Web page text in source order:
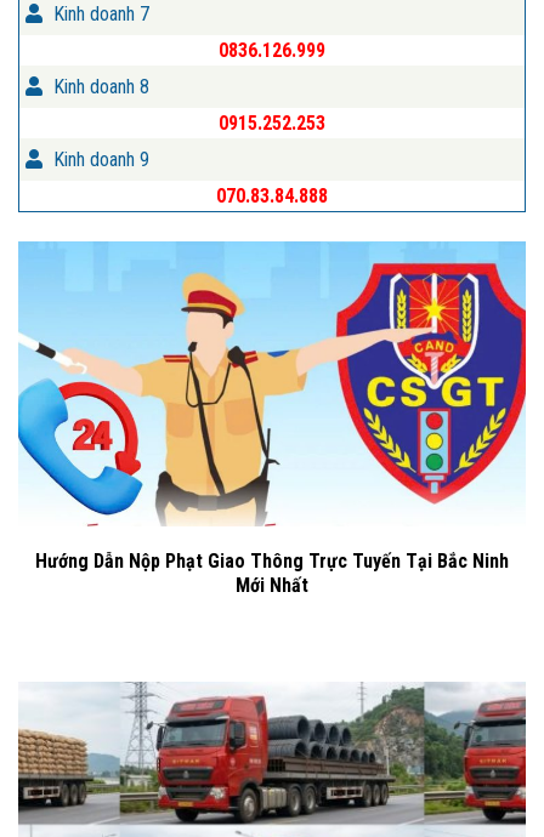
Kinh doanh 7
0836.126.999
Kinh doanh 8
0915.252.253
Kinh doanh 9
070.83.84.888
Hướng Dẫn Nộp Phạt Giao Thông Trực Tuyến Tại Bắc Ninh
Mới Nhất